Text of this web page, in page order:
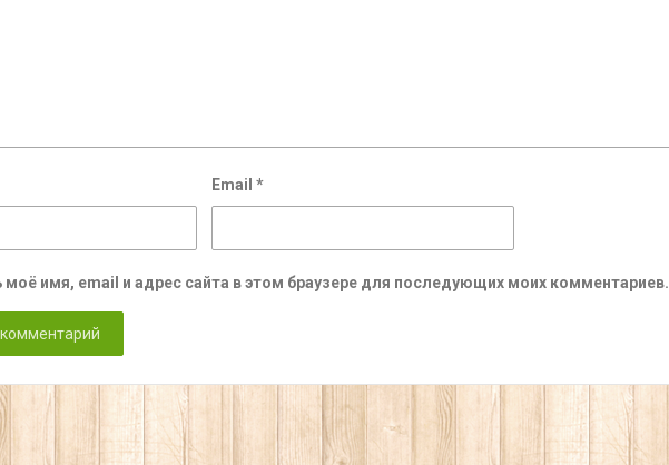
Email *
моё имя, email и адрес сайта в этом браузере для последующих моих комментариев.